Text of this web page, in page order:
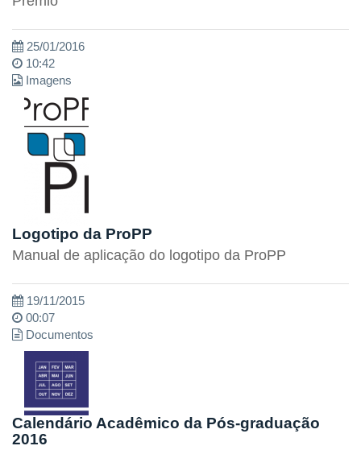
25/01/2016
10:42
Imagens
Logotipo da ProPP
Manual de aplicação do logotipo da ProPP
19/11/2015
00:07
Documentos
Calendário Acadêmico da Pós-graduação
2016